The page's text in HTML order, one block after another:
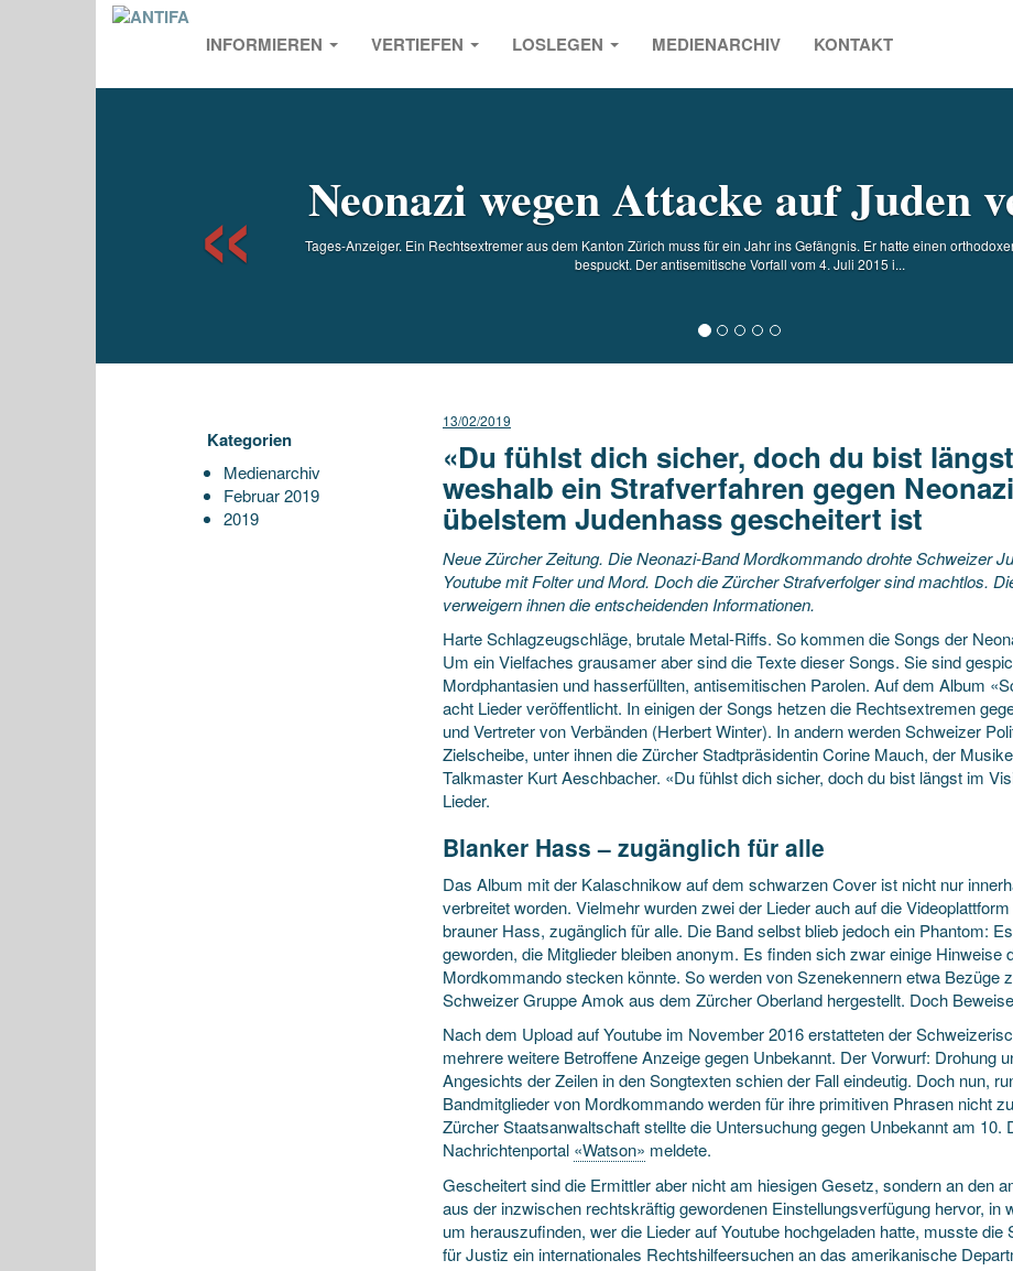
INFORMIEREN VERTIEFEN LOSLEGEN MEDIENARCHIV KONTAKT
Neonazi wegen Attacke auf Juden
Tages-Anzeiger. Ein Rechtsextremer aus dem Kanton Zürich muss für ein Jahr ins Gefängnis. Er hatte einen
bespuckt. Der antisemitische Vorfall vom 4. Juli 2015 i...
Kategorien
Medienarchiv
Februar 2019
2019
13/02/2019
«Du fühlst dich sicher, doch du bist
weshalb ein Strafverfahren gegen
übelstem Judenhass gescheitert ist
Neue Zürcher Zeitung. Die Neonazi-Band Mordkommando drohte Schweizer
Youtube mit Folter und Mord. Doch die Zürcher Strafverfolger sind machtlos.
verweigern ihnen die entscheidenden Informationen.
Harte Schlagzeugschläge, brutale Metal-Riffs. So kommen die Songs der
Um ein Vielfaches grausamer aber sind die Texte dieser Songs. Sie sind
Mordphantasien und hasserfüllten, antisemitischen Parolen. Auf dem Album
acht Lieder veröffentlicht. In einigen der Songs hetzen die Rechtsextremen
und Vertreter von Verbänden (Herbert Winter). In andern werden Schweizer
Zielscheibe, unter ihnen die Zürcher Stadtpräsidentin Corine Mauch, der
Talkmaster Kurt Aeschbacher. «Du fühlst dich sicher, doch du bist längst im
Lieder.
Blanker Hass – zugänglich für alle
Das Album mit der Kalaschnikow auf dem schwarzen Cover ist nicht nur
verbreitet worden. Vielmehr wurden zwei der Lieder auch auf die
brauner Hass, zugänglich für alle. Die Band selbst blieb jedoch ein Phantom:
geworden, die Mitglieder bleiben anonym. Es finden sich zwar einige Hinweise
Mordkommando stecken könnte. So werden von Szenekennern etwa Bezüge
Schweizer Gruppe Amok aus dem Zürcher Oberland hergestellt. Doch
Nach dem Upload auf Youtube im November 2016 erstatteten der
mehrere weitere Betroffene Anzeige gegen Unbekannt. Der Vorwurf: Drohung
Angesichts der Zeilen in den Songtexten schien der Fall eindeutig. Doch nun,
Bandmitglieder von Mordkommando werden für ihre primitiven Phrasen nicht
Zürcher Staatsanwaltschaft stellte die Untersuchung gegen Unbekannt am 10.
Nachrichtenportal «Watson» meldete.
Gescheitert sind die Ermittler aber nicht am hiesigen Gesetz, sondern an den
aus der inzwischen rechtskräftig gewordenen Einstellungsverfügung hervor, in
um herauszufinden, wer die Lieder auf Youtube hochgeladen hatte, musste
für Justiz ein internationales Rechtshilfeersuchen an das amerikanische